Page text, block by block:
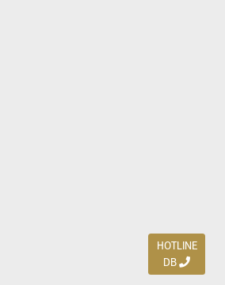
HOTLINE
DB